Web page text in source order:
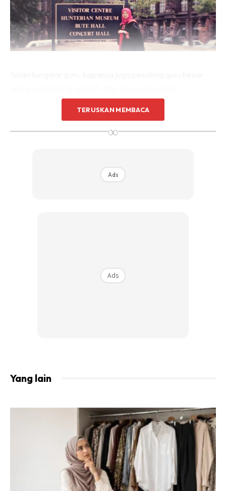
memegang jawatan pegawai perhubungan untuk
bagaimana membuat keputusan pantas serta cara
memimpin projek dan kumpulan pekerja.
Selepas tamat belajar, Prof Dr Sulaiha pernah bekerja di
Scotland, Kemudian, pada pertengahan tahun 1990-an
beliau kembali ke Malaysia.
TERUSKAN MEMBACA
∞
Ads
Ads
Yang lain